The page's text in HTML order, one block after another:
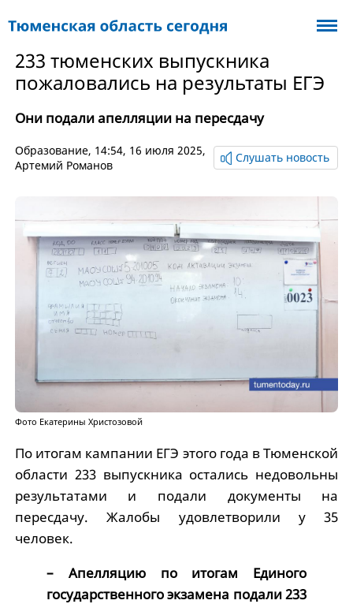
233 тюменских выпускника
пожаловались на результаты ЕГЭ
Они подали апелляции на пересдачу
Образование, 14:54, 16 июля 2025,
Артемий Романов
Слушать новость
Фото Екатерины Христозовой
По итогам кампании ЕГЭ этого года в Тюменской
области 233 выпускника остались недовольны
результатами и подали документы на
пересдачу. Жалобы удовлетворили у 35
человек.
– Апелляцию по итогам Единого
государственного экзамена подали 233